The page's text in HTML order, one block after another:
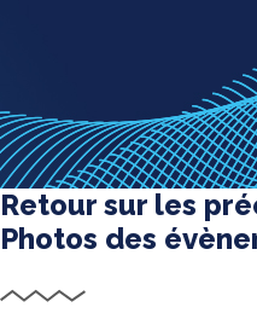
Retour sur les
Photos des